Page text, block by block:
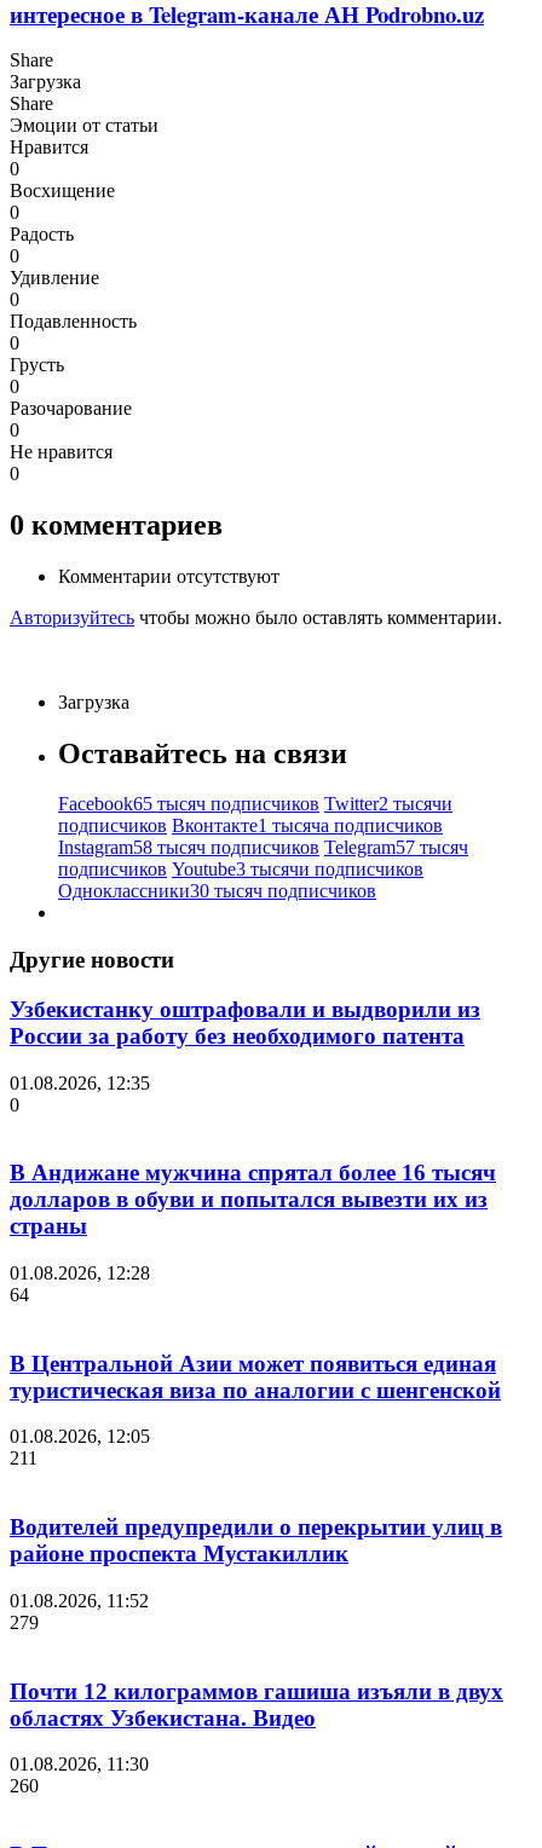
интересное в Telegram-канале АН Podrobno.uz
Share
Загрузка
Share
Эмоции от статьи
Нравится
0
Восхищение
0
Радость
0
Удивление
0
Подавленность
0
Грусть
0
Разочарование
0
Не нравится
0
0 комментариев
Комментарии отсутствуют
Авторизуйтесь чтобы можно было оставлять комментарии.
Загрузка
Оставайтесь на связи
Facebook65 тысяч подписчиков Twitter2 тысячи
подписчиков Вконтакте1 тысяча подписчиков
Instagram58 тысяч подписчиков Telegram57 тысяч
подписчиков Youtube3 тысячи подписчиков
Одноклассники30 тысяч подписчиков
Другие новости
Узбекистанку оштрафовали и выдворили из
России за работу без необходимого патента
01.08.2026, 12:35
0
В Андижане мужчина спрятал более 16 тысяч
долларов в обуви и попытался вывезти их из
страны
01.08.2026, 12:28
64
В Центральной Азии может появиться единая
туристическая виза по аналогии с шенгенской
01.08.2026, 12:05
211
Водителей предупредили о перекрытии улиц в
районе проспекта Мустакиллик
01.08.2026, 11:52
279
Почти 12 килограммов гашиша изъяли в двух
областях Узбекистана. Видео
01.08.2026, 11:30
260